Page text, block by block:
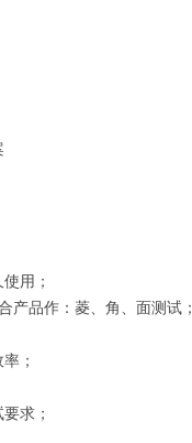
用；
品作：菱、角、面测试；
；
求；